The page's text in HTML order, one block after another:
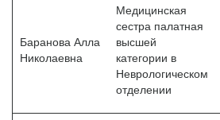
Баранова Алла
Николаевна
Медицинская
сестра палатная
высшей
категории в
Неврологическом
отделении